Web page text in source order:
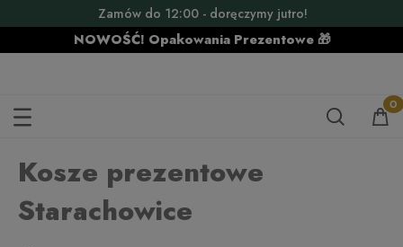
Zamów do 12:00 - doręczymy jutro!
NOWOŚĆ! Opakowania Prezentowe 🎁
KOSZE PREZENTOWE STARACHOWICE
Kosze prezentowe
Starachowice